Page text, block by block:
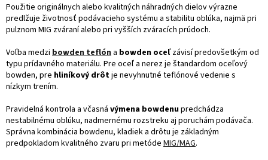
Použitie originálnych alebo kvalitných náhradných dielov výrazne
predlžuje životnosť podávacieho systému a stabilitu oblúka, najmä pri
pulznom MIG zváraní alebo pri vyšších zváracích prúdoch.
Voľba medzi bowden teflón a bowden oceľ závisí predovšetkým od
typu prídavného materiálu. Pre oceľ a nerez je štandardom oceľový
bowden, pre hliníkový drôtje nevyhnutné teflónové vedenie s
nízkym trením.
Pravidelná kontrola a včasná výmena bowdenupredchádza
nestabilnému oblúku, nadmernému rozstreku aj poruchám podávača.
Správna kombinácia bowdenu, kladiek a drôtu je základným
predpokladom kvalitného zvaru pri metóde MIG/MAG.